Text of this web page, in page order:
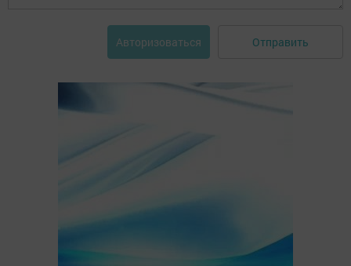
Авторизоваться Отправить